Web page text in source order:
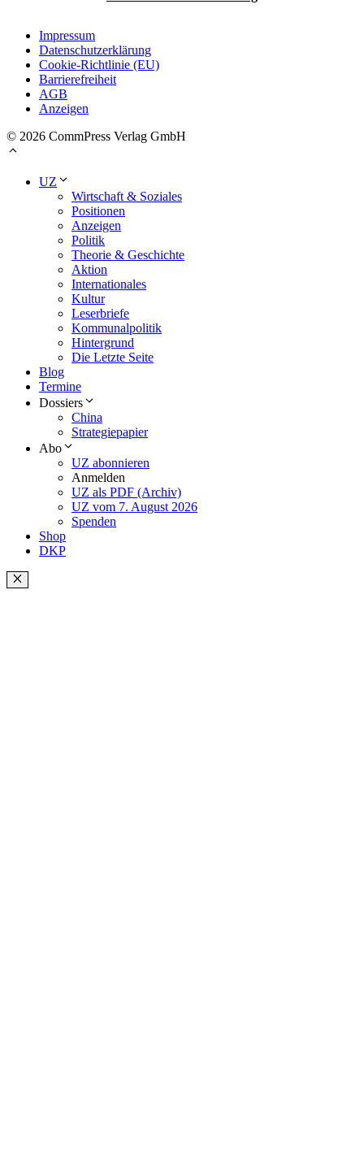
Impressum
Datenschutzerklärung
Cookie-Richtlinie (EU)
Barrierefreiheit
AGB
Anzeigen
© 2026 CommPress Verlag GmbH
UZ
Wirtschaft & Soziales
Positionen
Anzeigen
Politik
Theorie & Geschichte
Aktion
Internationales
Kultur
Leserbriefe
Kommunalpolitik
Hintergrund
Die Letzte Seite
Blog
Termine
Dossiers
China
Strategiepapier
Abo
UZ abonnieren
Anmelden
UZ als PDF (Archiv)
UZ vom 7. August 2026
Spenden
Shop
DKP
Schließen